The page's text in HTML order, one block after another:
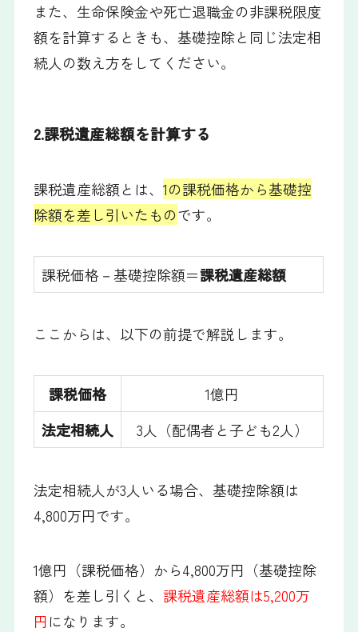
また、生命保険金や死亡退職金の非課税限度
額を計算するときも、基礎控除と同じ法定相
続人の数え方をしてください。
2.課税遺産総額を計算する
課税遺産総額とは、1の課税価格から基礎控
除額を差し引いたものです。
課税価格－基礎控除額＝課税遺産総額
ここからは、以下の前提で解説します。
課税価格
1億円
法定相続人
3人（配偶者と子ども2人）
法定相続人が3人いる場合、基礎控除額は
4,800万円です。
1億円（課税価格）から4,800万円（基礎控除
額）を差し引くと、課税遺産総額は5,200万
円になります。